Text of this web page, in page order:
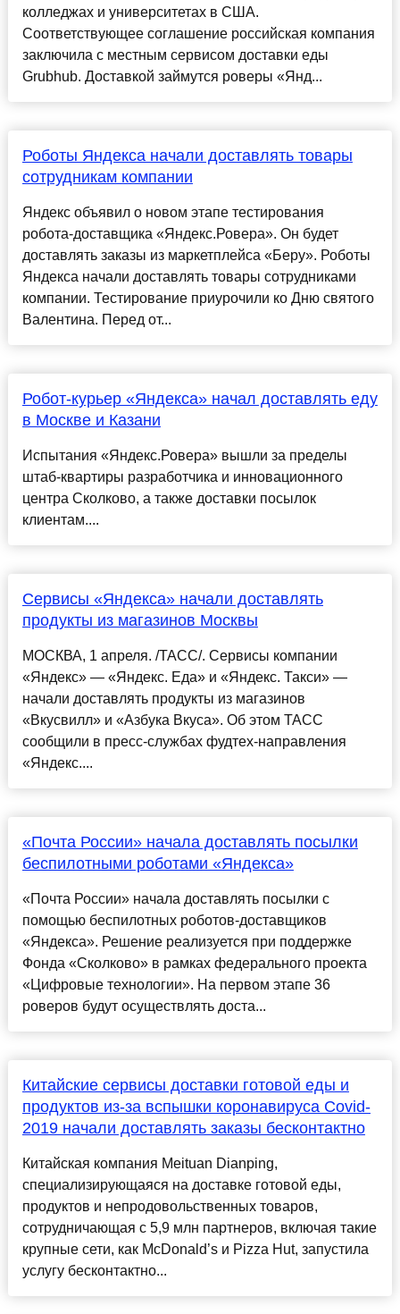
колледжах и университетах в США.
Соответствующее соглашение российская компания
заключила с местным сервисом доставки еды
Grubhub. Доставкой займутся роверы «Янд...
Роботы Яндекса начали доставлять товары
сотрудникам компании
Яндекс объявил о новом этапе тестирования
робота-доставщика «Яндекс.Ровера». Он будет
доставлять заказы из маркетплейса «Беру». Роботы
Яндекса начали доставлять товары сотрудниками
компании. Тестирование приурочили ко Дню святого
Валентина. Перед от...
Робот-курьер «Яндекса» начал доставлять еду
в Москве и Казани
Испытания «Яндекс.Ровера» вышли за пределы
штаб-квартиры разработчика и инновационного
центра Сколково, а также доставки посылок
клиентам....
Сервисы «Яндекса» начали доставлять
продукты из магазинов Москвы
МОСКВА, 1 апреля. /ТАСС/. Сервисы компании
«Яндекс» — «Яндекс. Еда» и «Яндекс. Такси» —
начали доставлять продукты из магазинов
«Вкусвилл» и «Азбука Вкуса». Об этом ТАСС
сообщили в пресс-службах фудтех-направления
«Яндекс....
«Почта России» начала доставлять посылки
беспилотными роботами «Яндекса»
«Почта России» начала доставлять посылки с
помощью беспилотных роботов-доставщиков
«Яндекса». Решение реализуется при поддержке
Фонда «Сколково» в рамках федерального проекта
«Цифровые технологии». На первом этапе 36
роверов будут осуществлять доста...
Китайские сервисы доставки готовой еды и
продуктов из-за вспышки коронавируса Covid-
2019 начали доставлять заказы бесконтактно
Китайская компания Meituan Dianping,
специализирующаяся на доставке готовой еды,
продуктов и непродовольственных товаров,
сотрудничающая с 5,9 млн партнеров, включая такие
крупные сети, как McDonald’s и Pizza Hut, запустила
услугу бесконтактно...